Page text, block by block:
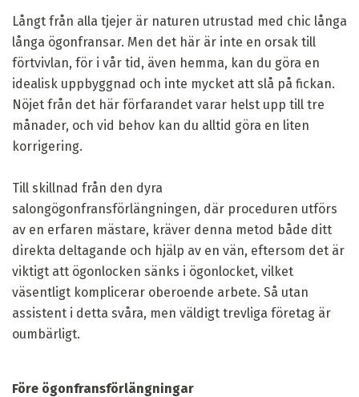
Långt från alla tjejer är naturen utrustad med chic långa
långa ögonfransar. Men det här är inte en orsak till
förtvivlan, för i vår tid, även hemma, kan du göra en
idealisk uppbyggnad och inte mycket att slå på fickan.
Nöjet från det här förfarandet varar helst upp till tre
månader, och vid behov kan du alltid göra en liten
korrigering.
Till skillnad från den dyra
salongögonfransförlängningen, där proceduren utförs
av en erfaren mästare, kräver denna metod både ditt
direkta deltagande och hjälp av en vän, eftersom det är
viktigt att ögonlocken sänks i ögonlocket, vilket
väsentligt komplicerar oberoende arbete. Så utan
assistent i detta svåra, men väldigt trevliga företag är
oumbärligt.
Före ögonfransförlängningar